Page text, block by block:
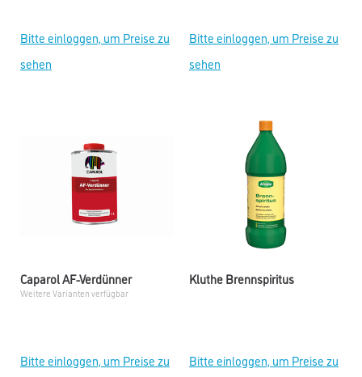
Bitte einloggen, um Preise zu
sehen
Bitte einloggen, um Preise zu
sehen
Caparol AF-Verdünner
Weitere Varianten verfügbar
Bitte einloggen, um Preise zu
Kluthe Brennspiritus
Bitte einloggen, um Preise zu